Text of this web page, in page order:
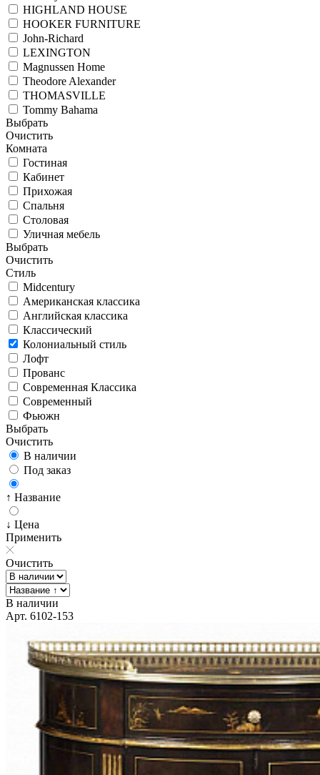
HIGHLAND HOUSE
HOOKER FURNITURE
John-Richard
LEXINGTON
Magnussen Home
Theodore Alexander
THOMASVILLE
Tommy Bahama
Выбрать
Очистить
Комната
Гостиная
Кабинет
Прихожая
Спальня
Столовая
Уличная мебель
Выбрать
Очистить
Стиль
Midcentury
Американская классика
Английская классика
Классический
Колониальный стиль
Лофт
Прованс
Современная Классика
Современный
Фьюжн
Выбрать
Очистить
В наличии
Под заказ
↑ Название
↓ Цена
Применить
Очистить
В наличии
Арт. 6102-153